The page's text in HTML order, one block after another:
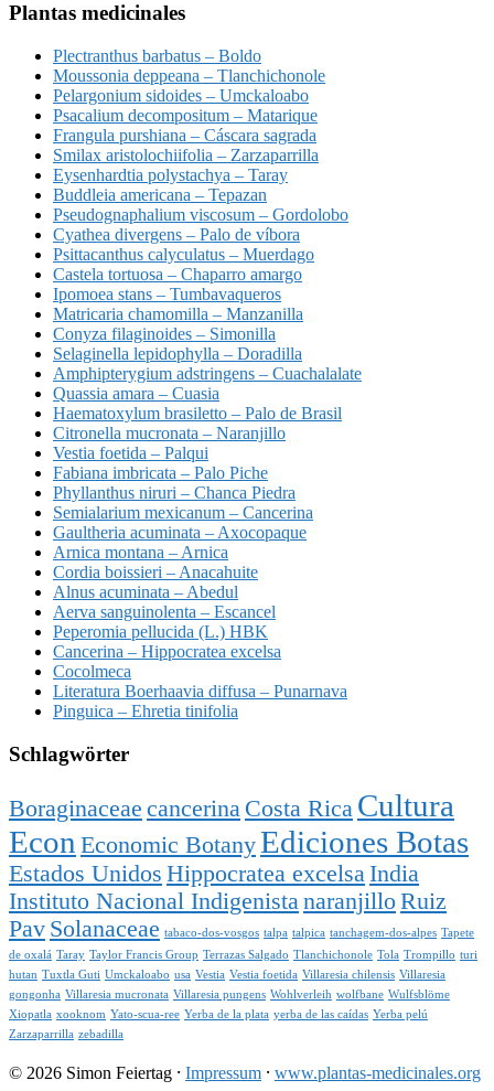
Plantas medicinales
Plectranthus barbatus – Boldo
Moussonia deppeana – Tlanchichonole
Pelargonium sidoides – Umckaloabo
Psacalium decompositum – Matarique
Frangula purshiana – Cáscara sagrada
Smilax aristolochiifolia – Zarzaparrilla
Eysenhardtia polystachya – Taray
Buddleia americana – Tepazan
Pseudognaphalium viscosum – Gordolobo
Cyathea divergens – Palo de víbora
Psittacanthus calyculatus – Muerdago
Castela tortuosa – Chaparro amargo
Ipomoea stans – Tumbavaqueros
Matricaria chamomilla – Manzanilla
Conyza filaginoides – Simonilla
Selaginella lepidophylla – Doradilla
Amphipterygium adstringens – Cuachalalate
Quassia amara – Cuasia
Haematoxylum brasiletto – Palo de Brasil
Citronella mucronata – Naranjillo
Vestia foetida – Palqui
Fabiana imbricata – Palo Piche
Phyllanthus niruri – Chanca Piedra
Semialarium mexicanum – Cancerina
Gaultheria acuminata – Axocopaque
Arnica montana – Arnica
Cordia boissieri – Anacahuite
Alnus acuminata – Abedul
Aerva sanguinolenta – Escancel
Peperomia pellucida (L.) HBK
Cancerina – Hippocratea excelsa
Cocolmeca
Literatura Boerhaavia diffusa – Punarnava
Pinguica – Ehretia tinifolia
Schlagwörter
Boraginaceae cancerina Costa Rica Cultura
Econ Economic BotanyEdiciones Botas
Estados Unidos Hippocratea excelsa India
Instituto Nacional Indigenista naranjilloRuiz
Pav Solanaceae tabaco-dos-vosgos talpa talpica tanchagem-dos-alpes Tapete
de oxalá Taray Taylor Francis Group Terrazas Salgado Tlanchichonole Tola Trompillo turi
hutan Tuxtla Guti Umckaloabo usa Vestia Vestia foetida Villaresia chilensis Villaresia
gongonha Villaresia mucronata Villaresia pungens Wohlverleih wolfbane Wulfsblöme
Xiopatla xooknom Yato-scua-ree Yerba de la plata yerba de las caídas Yerba pelú
Zarzaparrilla zebadilla
© 2026 Simon Feiertag ⸱ Impressum ⸱ www.plantas-medicinales.org